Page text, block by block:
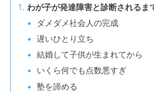
わが子が発達障害と診断されるま
ダメダメ社会人の完成
遅いひとり立ち
結婚して子供が生まれてから
いくら何でも点数悪すぎ
塾を諦める